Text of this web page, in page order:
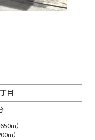
目
）
）